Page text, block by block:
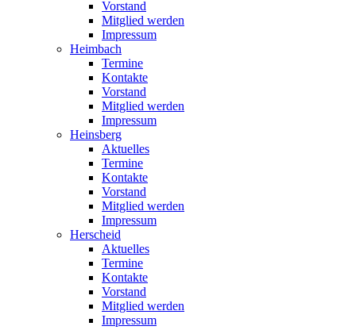
Vorstand
Mitglied werden
Impressum
Heimbach
Termine
Kontakte
Vorstand
Mitglied werden
Impressum
Heinsberg
Aktuelles
Termine
Kontakte
Vorstand
Mitglied werden
Impressum
Herscheid
Aktuelles
Termine
Kontakte
Vorstand
Mitglied werden
Impressum